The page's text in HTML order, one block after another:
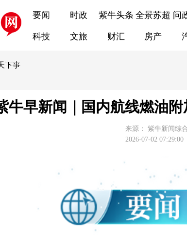
要闻 时政 紫牛头条 全景苏超 问
科技 文旅 财汇 房产
下事
牛早新闻｜国内航线燃油
来源：
紫牛新闻综
2026-07-02 07:29:00